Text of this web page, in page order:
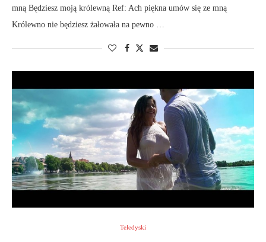
mną Będziesz moją królewną Ref: Ach piękna umów się ze mną
Królewno nie będziesz żałowała na pewno …
Teledyski